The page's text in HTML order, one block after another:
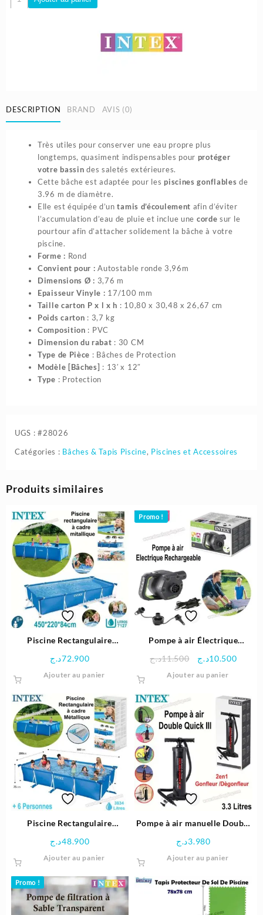
de
|
INTEX
DESCRIPTION BRAND AVIS (0)
Très utiles pour conserver une eau propre plus
longtemps, quasiment indispensables pour protéger
votre bassin des saletés extérieures.
Cette bâche est adaptée pour les piscines gonflables de
3.96 m de diamètre.
Elle est équipée d’untamis d’écoulement afin d’éviter
l’accumulation d’eau de pluie et inclue une corde sur le
pourtour afin d’attacher solidement la bâche à votre
piscine.
Forme : Rond
Convient pour : Autostable ronde 3,96m
Dimensions Ø : 3,76 m
Epaisseur Vinyle : 17/100 mm
Taille carton P x l x h : 10,80 x 30,48 x 26,67 cm
Poids carton : 3,7 kg
Composition : PVC
Dimension du rabat : 30 CM
Type de Pièce : Bâches de Protection
Modèle [Bâches] : 13′ x 12″
Type : Protection
UGS :#28026
Catégories : Bâches & Tapis Piscine, Piscines et Accessoires
Produits similaires
Piscine Rectangulaire
métallique – Intex
72.900د.ج
Ajouter au panier
Promo !
Pompe à air Électrique
INTEX
11.500د.ج
Le
était :
11.500د.ج.
10.500د.ج
Le
est :
Ajouter au panier
Piscine Rectangulaire
métallique – Intex
48.900د.ج
Ajouter au panier
Pompe à air manuelle Double
3.980د.ج
Ajouter au panier
Promo !